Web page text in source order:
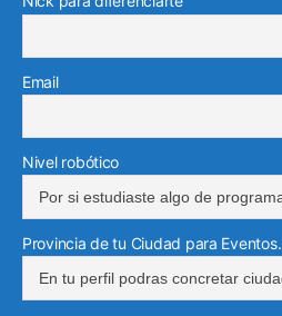
Email
Nivel robótico
Provincia de tu Ciudad para